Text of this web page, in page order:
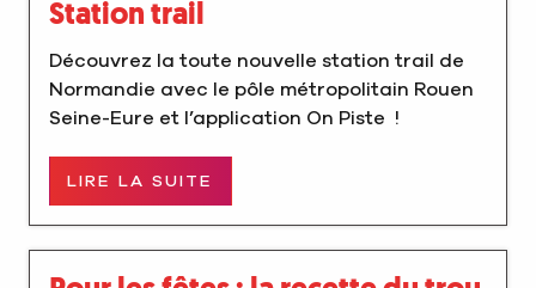
Station trail
Découvrez la toute nouvelle station trail de
Normandie avec le pôle métropolitain Rouen
Seine-Eure et l’application On Piste !
LIRE LA SUITE